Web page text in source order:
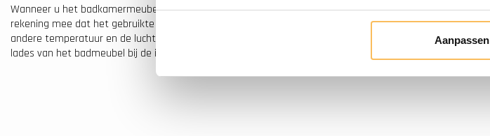
Aanpassen
Wanneer u het badkamermeubel bestelt, zal het op één pallet of meer worden geleverd. Houd er
rekening mee dat het gebruikte hout een gerecycled teakhout is en licht kan gaan werken. Onder
andere temperatuur en de luchtvochtigheid heeft effect op het materiaal. Laat een installateur de
lades van het badmeubel bij de installatie nauwkeurig afstellen.